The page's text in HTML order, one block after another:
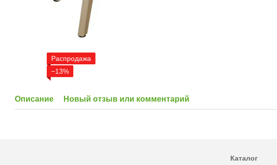
Распродажа
−13%
Описание Новый отзыв или комментарий
Каталог